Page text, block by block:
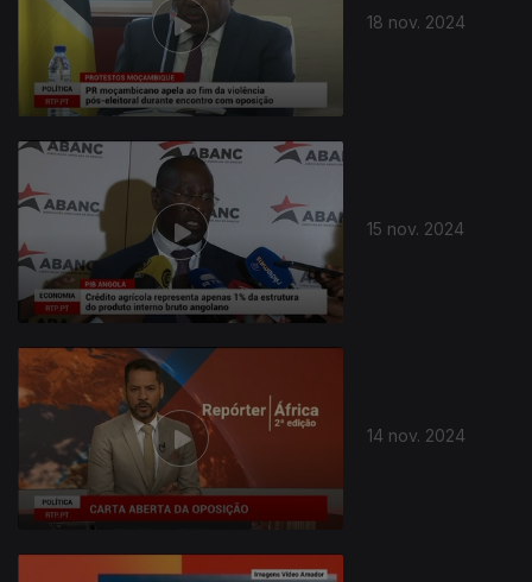
18 nov. 2024
15 nov. 2024
14 nov. 2024